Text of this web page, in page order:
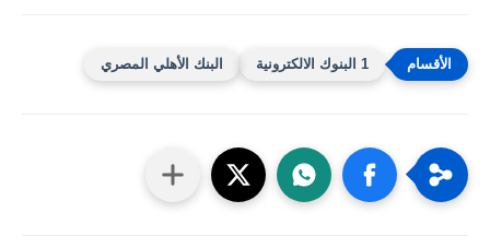
1 البنوك الالكترونية البنك الأهلي المصري